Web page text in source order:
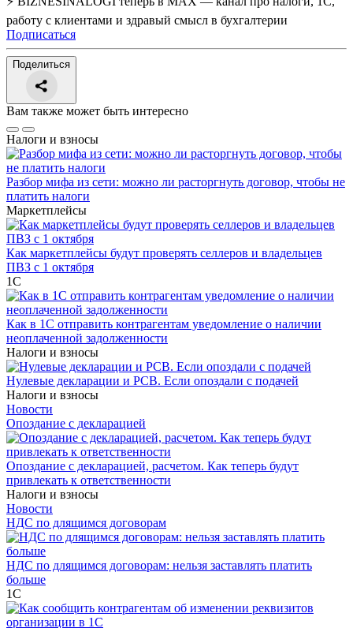
работу с клиентами и здравый смысл в бухгалтерии
Подписаться
Поделиться
Вам также может быть интересно
Налоги и взносы
Разбор мифа из сети: можно ли расторгнуть договор, чтобы не
платить налоги
Маркетплейсы
Как маркетплейсы будут проверять селлеров и владельцев
ПВЗ с 1 октября
1С
Как в 1С отправить контрагентам уведомление о наличии
неоплаченной задолженности
Налоги и взносы
Нулевые декларации и РСВ. Если опоздали с подачей
Налоги и взносы
Новости
Опоздание с декларацией
Опоздание с декларацией, расчетом. Как теперь будут
привлекать к ответственности
Налоги и взносы
Новости
НДС по длящимся договорам
НДС по длящимся договорам: нельзя заставлять платить
больше
1С